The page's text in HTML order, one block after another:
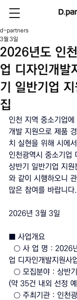
2026년도 인
업 디자인개발
기 일반기업
집
d-partners
3월 3일
인천 지역 중소기업
개발 지원으로 제품
치 실현을 위해 시에
인천광역시 중소기업
상반기 일반기업 지
와 같이 시행하오니
많은 참여를 바랍니다.
2026년 3월 3일
■ 사업개요
○ 사 업 명 : 2026년
업 디자인개발지원사
○ 모집분야 : 상반
(약 35건 내외 선정
○ 주최기관 : 인천광